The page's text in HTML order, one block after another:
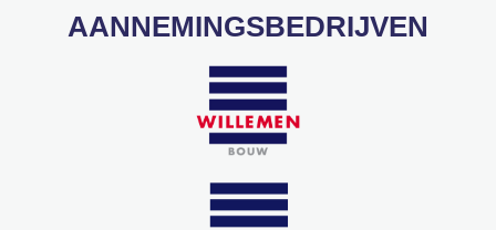
AANNEMINGSBEDRIJVEN